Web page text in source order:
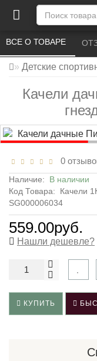
Детские
Качели
ВСЕ О ТОВАРЕ
0
Наличие: В наличии
Код Товара:
Качели
SG000006034
559.00руб.
Нашли дешевле?
КУПИТЬ